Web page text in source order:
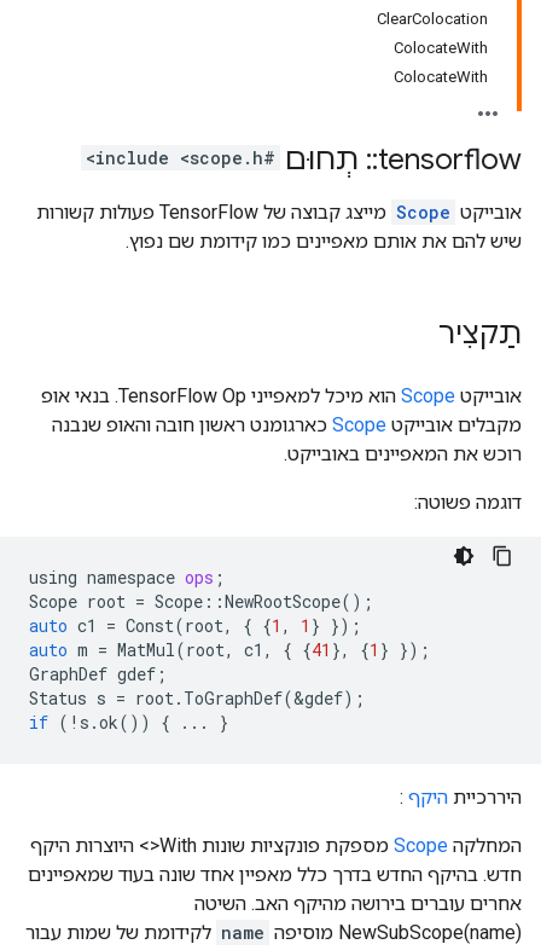
ClearColocation
ColocateWith
ColocateWith
tensorflow
:: תְחוּם #include <scope.h>
אובייקט Scope
מייצג קבוצה של TensorFlow פעולות קשורות
שיש להם את אותם מאפיינים כמו קידומת שם נפוץ.
תַקצִיר
אובייקט Scope
הוא מיכל למאפייני TensorFlow Op. בנאי אופ
מקבלים אובייקט Scope כארגומנט ראשון חובה והאופ שנבנה
רוכש את המאפיינים באובייקט.
דוגמה פשוטה:
using namespace ops ;
Scope root = Scope ::NewRootScope();
auto c1 = Const(root, { {1 , 1 } });
auto m = MatMul(root, c1 , { {41 }, {1 } });
GraphDef gdef ;
Status s = root. ToGraphDef(&gdef);
if ( ! s .ok()) { ... }
היררכיית היקף :
המחלקה Scope
מספקת פונקציות שונות With<> היוצרות היקף
חדש. בהיקף החדש בדרך כלל מאפיין אחד שונה בעוד שמאפיינים
אחרים עוברים בירושה מהיקף האב. השיטה
NewSubScope(name) מוסיפה
name לקידומת של שמות עבור